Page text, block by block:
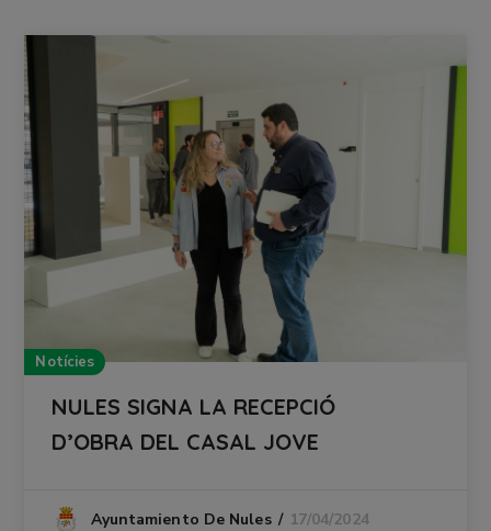
Notícies
NULES SIGNA LA RECEPCIÓ
D’OBRA DEL CASAL JOVE
Ayuntamiento De Nules 17/04/2024